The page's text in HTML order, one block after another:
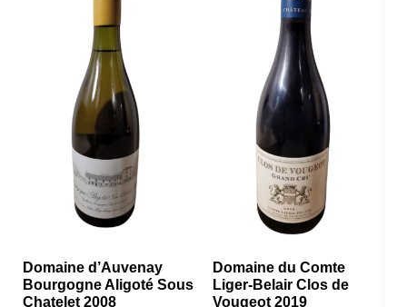
Domaine d’Auvenay
Bourgogne Aligoté Sous
Chatelet 2008
Domaine du Comte
Liger-Belair Clos de
Vougeot 2019